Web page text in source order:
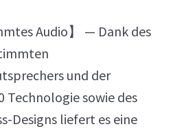
Audio】 — Dank des
und der
Technologie sowie des
Designs liefert es eine